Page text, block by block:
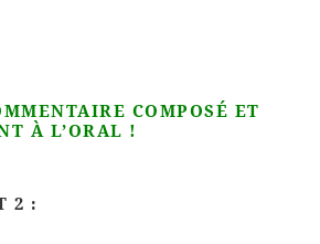
COMPOSÉ ET
À L’ORAL !
2 :